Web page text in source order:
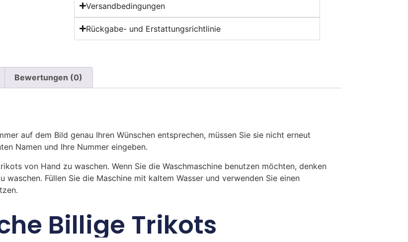
Versandbedingungen
Rückgabe- und Erstattungsrichtlinie
Bewertungen (0)
auf dem Bild genau Ihren Wünschen entsprechen, müssen Sie sie nicht erneut
Namen und Ihre Nummer eingeben.
von Hand zu waschen. Wenn Sie die Waschmaschine benutzen möchten, denken
waschen. Füllen Sie die Maschine mit kaltem Wasser und verwenden Sie einen
Billige Trikots